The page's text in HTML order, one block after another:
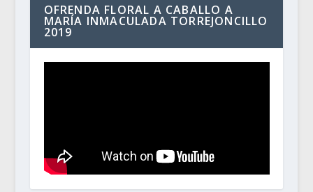
OFRENDA FLORAL A CABALLO A
MARÍA INMACULADA TORREJONCILLO
2019